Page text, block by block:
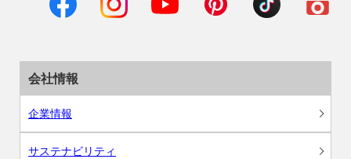
会社情報
企業情報
サステナビリティ